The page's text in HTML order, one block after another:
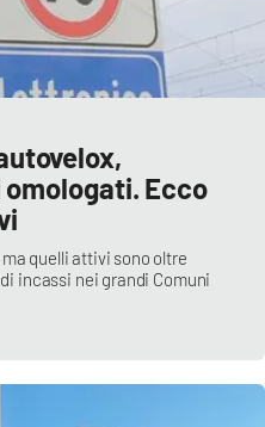
Ecco
quelli attivi sono oltre
incassi nei grandi Comuni